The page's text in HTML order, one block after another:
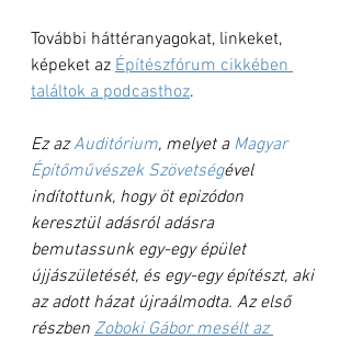
További háttéranyagokat, linkeket,
képeket az Építészfórum cikkében
találtok a podcasthoz.
Ez az Auditórium, melyet a Magyar
Építőművészek Szövetségével
indítottunk, hogy öt epizódon
keresztül adásról adásra
bemutassunk egy-egy épület
újjászületését, és egy-egy építészt, aki
az adott házat újraálmodta. Az első
részben Zoboki Gábor mesélt az